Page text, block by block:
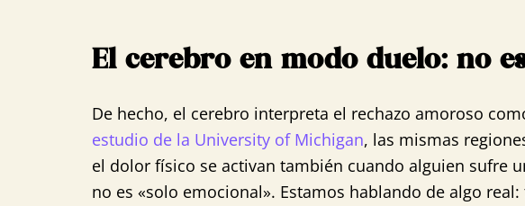
El cerebro en modo duelo: no
De hecho, el cerebro interpreta el rechazo amoroso
estudio de la University of Michigan, las mismas
el dolor físico se activan también cuando alguien sufre
no es «solo emocional». Estamos hablando de algo